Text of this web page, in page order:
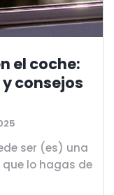
el coche:
consejos
ser (es) una
lo hagas de